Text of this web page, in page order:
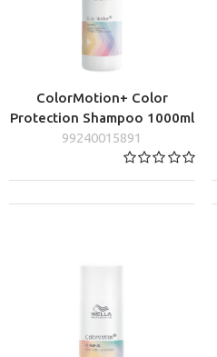
ColorMotion+ Color
Protection Shampoo 1000ml
99240015891